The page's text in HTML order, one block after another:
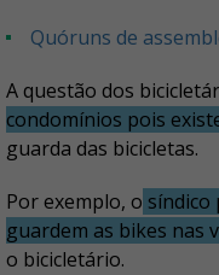
Quóruns de
A questão dos
condomínios pois
guarda das bicicletas.
Por exemplo, o síndico
guardem as bikes nas
o bicicletário.